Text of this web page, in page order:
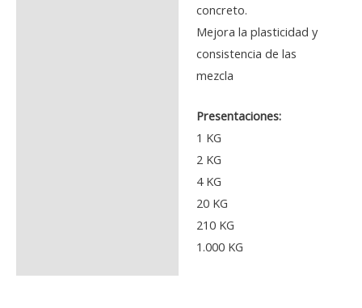
concreto.
Mejora la plasticidad y
consistencia de las
mezcla
Presentaciones:
1 KG
2 KG
4 KG
20 KG
210 KG
1.000 KG